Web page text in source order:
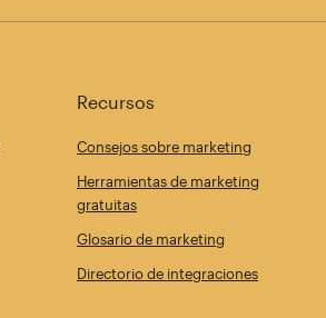
Recursos
Consejos sobre marketing
Herramientas de marketing
gratuitas
Glosario de marketing
Directorio de integraciones